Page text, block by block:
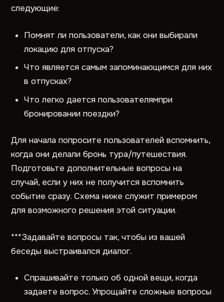
следующие:
Помнят ли пользователи, как они выбирали
локацию для отпуска?
Что является самым запоминающимся для них
в отпусках?
Что легко дается пользователямпри
бронировании поездки?
Для начала попросите пользователей вспомнить,
когда они делали бронь тура/путешествия.
Подготовьте дополнительные вопросы на
случай, если у них не получится вспомнить
событие сразу. Схема ниже служит примером
для возможного решения этой ситуации.
***Задавайте вопросы так, чтобы из вашей
беседы выстраивался диалог.
Спрашивайте только об одной вещи, когда
задаете вопрос. Упрощайте сложные вопросы